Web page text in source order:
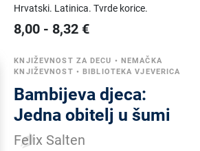
Hrvatski. Latinica.Tvrde korice.
8,00 - 8,32 €
KNJIŽEVNOST ZA DECU • NEMAČKA
KNJIŽEVNOST •BIBLIOTEKA VJEVERICA
Bambijeva djeca:
Jedna obitelj u šumi
Felix Salten